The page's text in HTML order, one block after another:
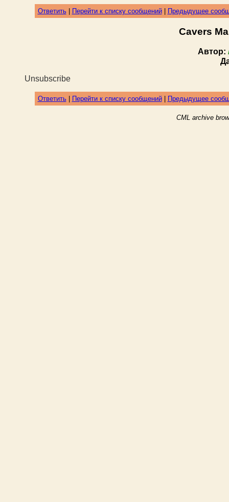
Ответить| Перейти к списку сообщений| Предыдущее
Cavers
Автор:
Unsubscribe
Ответить| Перейти к списку сообщений| Предыдущее
CML archive